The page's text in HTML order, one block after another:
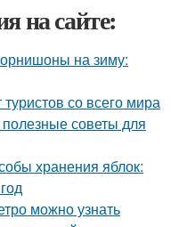
на сайте:
на зиму:
со всего мира
советы для
хранения яблок:
можно узнать